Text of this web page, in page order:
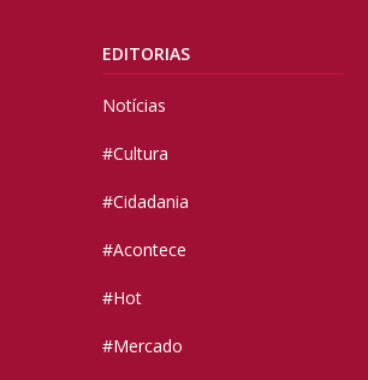
EDITORIAS
Notícias
#Cultura
#Cidadania
#Acontece
#Hot
#Mercado